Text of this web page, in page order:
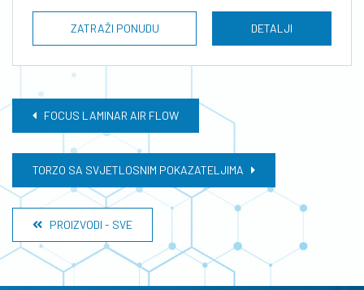
ZATRAŽI PONUDU DETALJI
FOCUS LAMINAR AIR FLOW
TORZO SA SVJETLOSNIM POKAZATELJIMA
PROIZVODI - SVE